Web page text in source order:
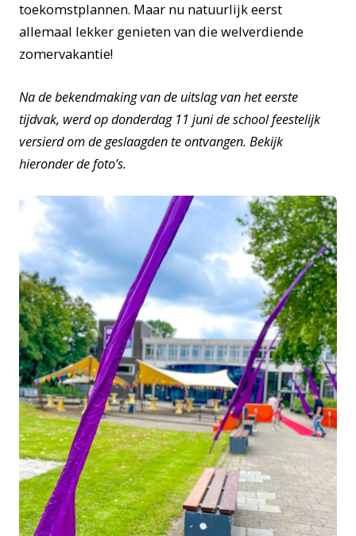
toekomstplannen. Maar nu natuurlijk eerst
allemaal lekker genieten van die welverdiende
zomervakantie!
Na de bekendmaking van de uitslag van het eerste
tijdvak, werd op donderdag 11 juni de school feestelijk
versierd om de geslaagden te ontvangen. Bekijk
hieronder de foto’s.